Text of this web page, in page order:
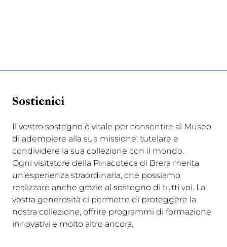
Sostienici
Il vostro sostegno è vitale per consentire al Museo
di adempiere alla sua missione: tutelare e
condividere la sua collezione con il mondo.
Ogni visitatore della Pinacoteca di Brera merita
un’esperienza straordinaria, che possiamo
realizzare anche grazie al sostegno di tutti voi. La
vostra generosità ci permette di proteggere la
nostra collezione, offrire programmi di formazione
innovativi e molto altro ancora.